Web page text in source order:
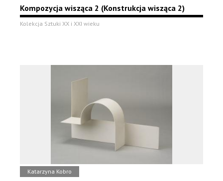
Kompozycja wisząca 2 (Konstrukcja wisząca 2)
Kolekcja Sztuki XX i XXI wieku
Katarzyna Kobro